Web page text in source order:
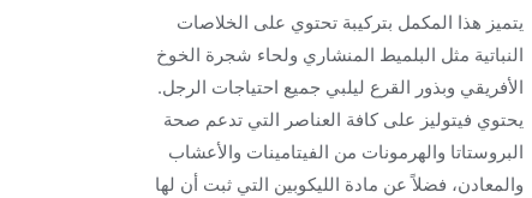
السعر:
من
خلال
يتميز هذا المكمل بتركيبة تحتوي على الخلاصات
النباتية مثل البلميط المنشاري ولحاء شجرة الخوخ
الأفريقي وبذور القرع ليلبي جميع احتياجات الرجل.
يحتوي فيتوليز على كافة العناصر التي تدعم صحة
البروستاتا والهرمونات من الفيتامينات والأعشاب
والمعادن، فضلاً عن مادة الليكوبين التي ثبت أن لها